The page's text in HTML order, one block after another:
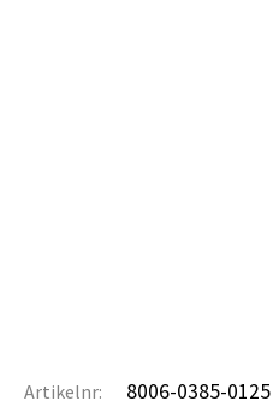
Artikelnr: 8006-0385-0125